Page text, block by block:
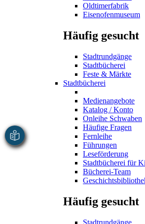
Oldtimerfabrik
Eisenofenmuseum
Häufig gesucht
Stadtrundgänge
Stadtbücherei
Feste & Märkte
Stadtbücherei
Medienangebote
Katalog / Konto
Onleihe Schwaben
Häufige Fragen
Fernleihe
Führungen
Leseförderung
Stadtbücherei für
Bücherei-Team
Häufig gesucht
Stadtrundgänge